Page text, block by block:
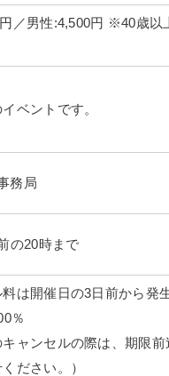
／男性:4,500円 ※40歳以
ベントです。
務局
の20時まで
料は開催日の3日前から発
％
キャンセルの際は、期限
ださい。）